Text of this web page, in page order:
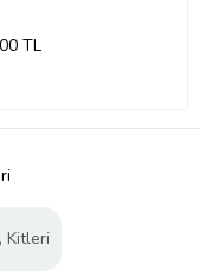
TL
Kitleri